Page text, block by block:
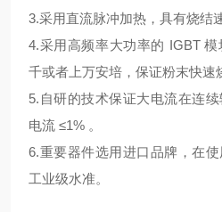
3.采用直流脉冲加热，具有烧结
4.采用高频率大功率的 IGBT
千或者上万安培，保证粉末快速
5.自研的技术保证大电流在连
电流 ≤1% 。
6.重要器件选用进口品牌，在
工业级水准。